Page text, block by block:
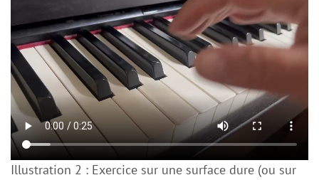
Illustration 2 : Exercice sur une surface dure (ou sur